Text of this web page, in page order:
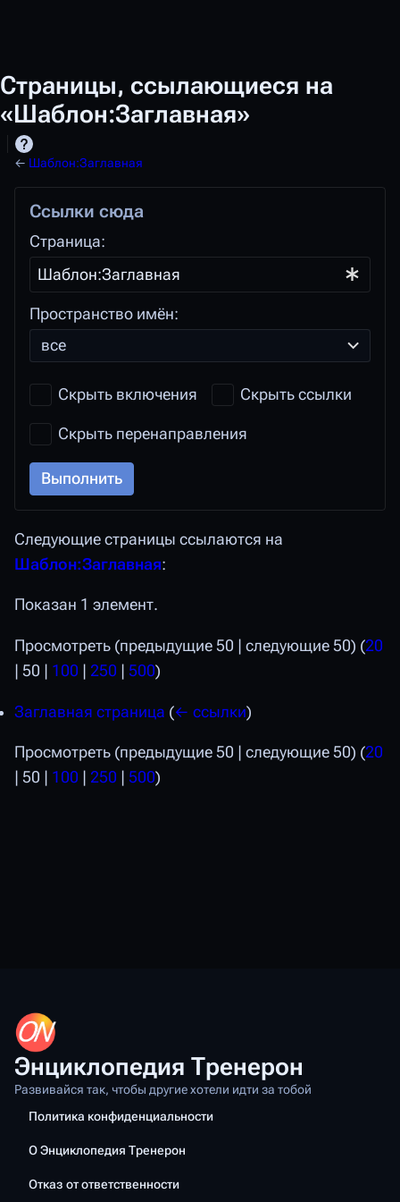
Страницы, ссылающиеся на
«Шаблон:Заглавная»
← Шаблон:Заглавная
Ссылки сюда
Страница:
Пространство имён:
все
Скрыть включения Скрыть ссылки
Скрыть перенаправления
Выполнить
Следующие страницы ссылаются на
Шаблон:Заглавная:
Показан 1 элемент.
Просмотреть (предыдущие 50 следующие 50) (20
50 100 250 500)
Заглавная страница (← ссылки)
Просмотреть (предыдущие 50 следующие 50) (20
50 100 250 500)
Энциклопедия Тренерон
Развивайся так, чтобы другие хотели идти за тобой
Политика конфиденциальности
О Энциклопедия Тренерон
Отказ от ответственности